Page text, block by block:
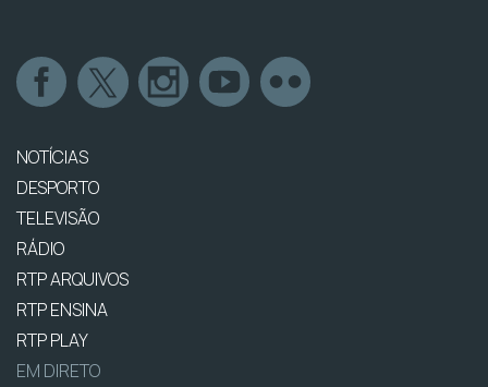
NOTÍCIAS
DESPORTO
TELEVISÃO
RÁDIO
RTP ARQUIVOS
RTP ENSINA
RTP PLAY
EM DIRETO